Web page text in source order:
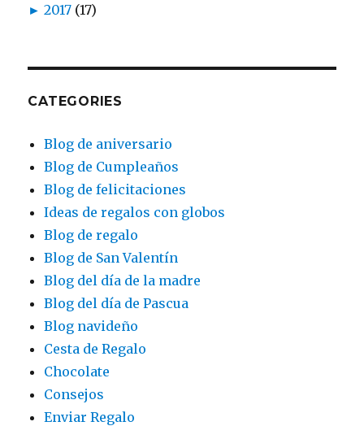
► 2017 (17)
CATEGORIES
Blog de aniversario
Blog de Cumpleaños
Blog de felicitaciones
Ideas de regalos con globos
Blog de regalo
Blog de San Valentín
Blog del día de la madre
Blog del día de Pascua
Blog navideño
Cesta de Regalo
Chocolate
Consejos
Enviar Regalo